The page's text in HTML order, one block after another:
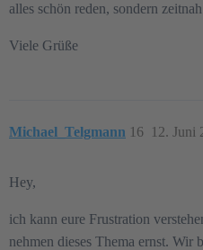
alles schön reden, sondern
Viele Grüße
Michael_Telgmann 12. Juni
16
Hey,
ich kann eure Frustration
nehmen dieses Thema ernst. Wir